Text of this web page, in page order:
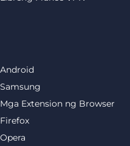
Android
Samsung
Mga Extension ng Browser
Firefox
Opera